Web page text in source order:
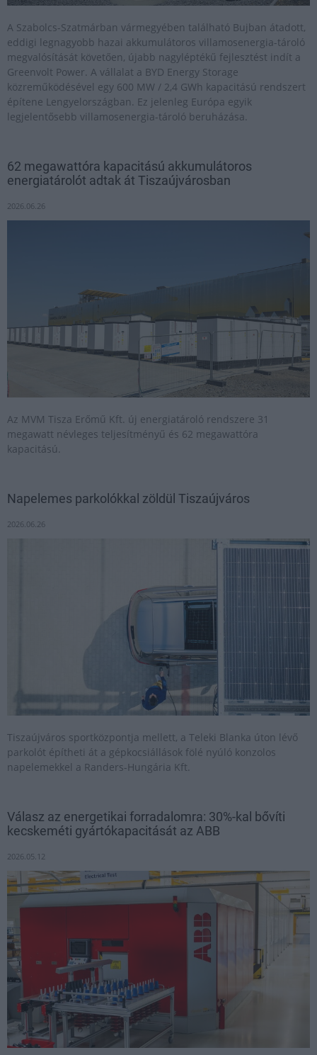
A Szabolcs-Szatmárban vármegyében található Bujban átadott,
eddigi legnagyobb hazai akkumulátoros villamosenergia-tároló
megvalósítását követően, újabb nagyléptékű fejlesztést indít a
Greenvolt Power. A vállalat a BYD Energy Storage
közreműködésével egy 600 MW / 2,4 GWh kapacitású rendszert
építene Lengyelországban. Ez jelenleg Európa egyik
legjelentősebb villamosenergia-tároló beruházása.
62 megawattóra kapacitású akkumulátoros
energiatárolót adtak át Tiszaújvárosban
2026.06.26
Az MVM Tisza Erőmű Kft. új energiatároló rendszere 31
megawatt névleges teljesítményű és 62 megawattóra
kapacitású.
Napelemes parkolókkal zöldül Tiszaújváros
2026.06.26
Tiszaújváros sportközpontja mellett, a Teleki Blanka úton lévő
parkolót építheti át a gépkocsiállások fölé nyúló konzolos
napelemekkel a Randers-Hungária Kft.
Válasz az energetikai forradalomra: 30%-kal bővíti
kecskeméti gyártókapacitását az ABB
2026.05.12